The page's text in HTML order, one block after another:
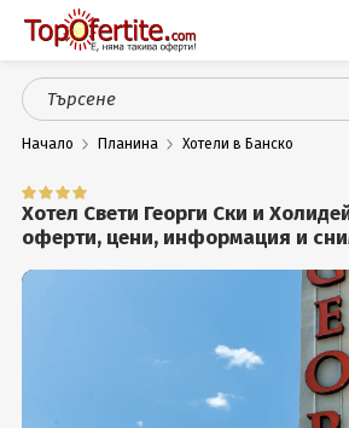
Оферти
СПА
Планина
Начало Планина Хотели в Банско
Хотел Свети Георги Ски и
оферти, цени, информация и